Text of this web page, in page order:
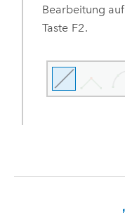
Bearbeitung auf
Taste F2.